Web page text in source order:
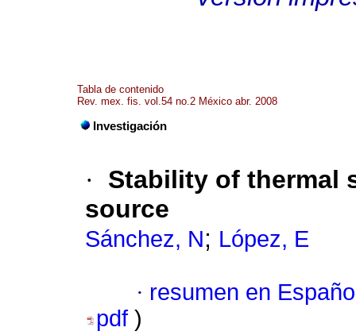
Tabla de contenido
Rev. mex. fis. vol.54 no.2 México abr. 2008
Investigación
·
Stability of thermal
source
Sánchez, N; López, E
· resumen en
pdf )